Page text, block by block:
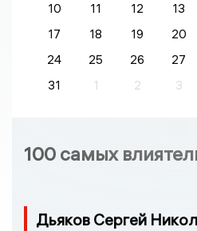
10
11 12 13
17
18 19 20
24
25 26 27
31
1 2 3
100 самых
Дьяков Сергей